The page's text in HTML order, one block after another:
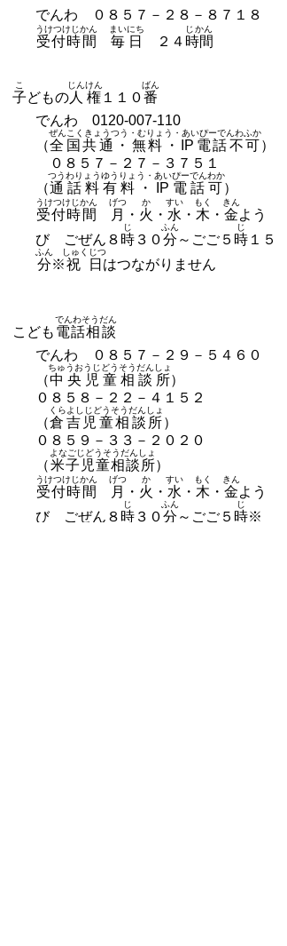
でんわ
０８５７－２８－８７１８
受付時間
うけつけじかん
毎日
まいにち
２４ 時間
じかん
子
こ
どもの人権
じんけん
１１０番
ばん
でんわ 0120-007-110
（全国共通・無料・IP電話不可
ぜんこくきょうつう・むりょう・あいぴーでんわふか
）
０８５７－２７－３７５１
（通話料有料・IP電話可
つうわりょうゆうりょう・あいぴーでんわか
）
受付時間
うけつけじかん
月
げつ
・ 火
か
・ 水
すい
・ 木
もく
・ 金
きん
よう
び ごぜん８ 時
じ
３０分
ふん
～ごご５ 時
じ
１５
分
ふん
※祝日
しゅくじつ
はつながりません
こども 電話相談
でんわそうだん
でんわ
０８５７－２９－５４６０
（中央児童相談所
ちゅうおうじどうそうだんしょ
）
０８５８－２２－４１５２
（倉吉児童相談所
くらよしじどうそうだんしょ
）
０８５９－３３－２０２０
（米子児童相談所
よなごじどうそうだんしょ
）
受付時間
うけつけじかん
月
げつ
・ 火
か
・ 水
すい
・ 木
もく
・ 金
きん
よう
び ごぜん８ 時
じ
３０分
ふん
～ごご５ 時
じ
※